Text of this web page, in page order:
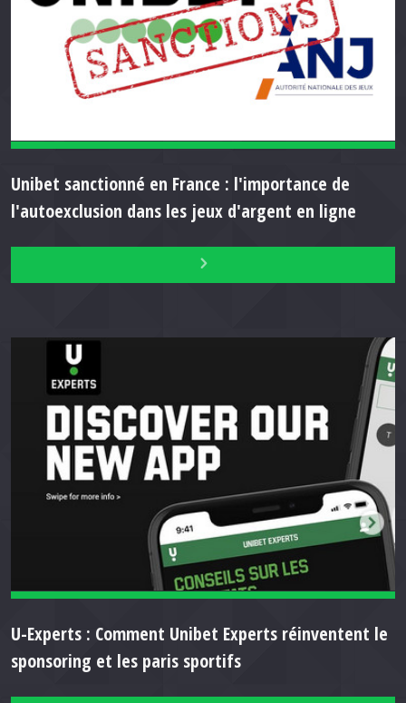
Unibet sanctionné en France : l'importance de
l'autoexclusion dans les jeux d'argent en ligne
U-Experts : Comment Unibet Experts réinventent le
sponsoring et les paris sportifs